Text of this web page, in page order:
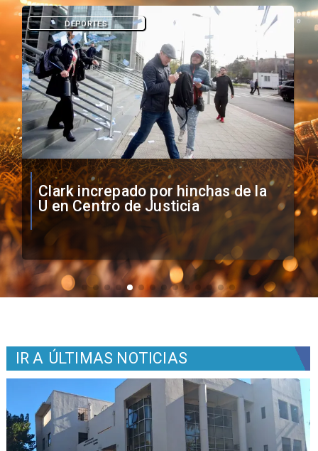
Vozinha firma contrato con Colo
Colo como nuevo arquero
DEPORTES
IR A ÚLTIMAS NOTICIAS